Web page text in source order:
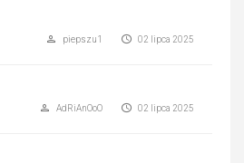
02 lipca 2025
piepszu1
02 lipca 2025
AdRiAnOoO